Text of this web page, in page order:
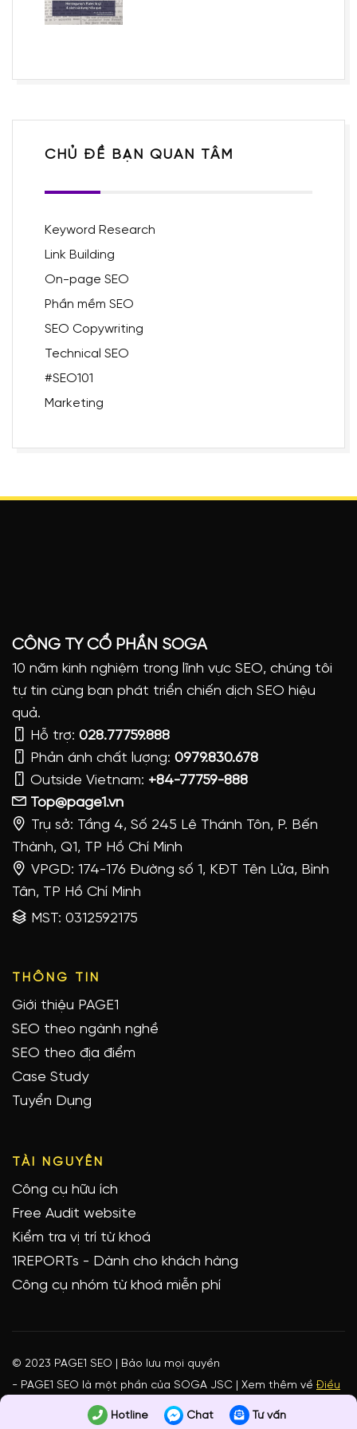
CHỦ ĐỀ BẠN QUAN TÂM
Keyword Research
Link Building
On-page SEO
Phần mềm SEO
SEO Copywriting
Technical SEO
#SEO101
Marketing
CÔNG TY CỔ PHẦN SOGA
10 năm kinh nghiệm trong lĩnh vực SEO, chúng tôi
tự tin cùng bạn phát triển chiến dịch SEO hiệu
quả.
Hỗ trợ: 028.77759.888
Phản ánh chất lượng: 0979.830.678
Outside Vietnam: +84-77759-888
Top@page1.vn
Trụ sở: Tầng 4, Số 245 Lê Thánh Tôn, P. Bến
Thành, Q1, TP Hồ Chí Minh
VPGD: 174-176 Đường số 1, KĐT Tên Lửa, Bình
Tân, TP Hồ Chí Minh
MST: 0312592175
THÔNG TIN
Giới thiệu PAGE1
SEO theo ngành nghề
SEO theo địa điểm
Case Study
Tuyển Dụng
TÀI NGUYÊN
Công cụ hữu ích
Free Audit website
Kiểm tra vị trí từ khoá
1REPORTs - Dành cho khách hàng
Công cụ nhóm từ khoá miễn phí
© 2023 PAGE1 SEO | Bảo lưu mọi quyền
- PAGE1 SEO là một phần của SOGA JSC | Xem thêm về Điều
khoản sử dụng & bảo mật
Hotline
Chat Tư vấn